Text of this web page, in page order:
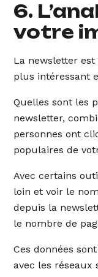
6.
votre
La newsletter
plus intéressant
Quelles sont les
newsletter,
personnes ont
populaires de
Avec certains
loin et voir le
depuis la
le nombre de
Ces données
avec les réseaux